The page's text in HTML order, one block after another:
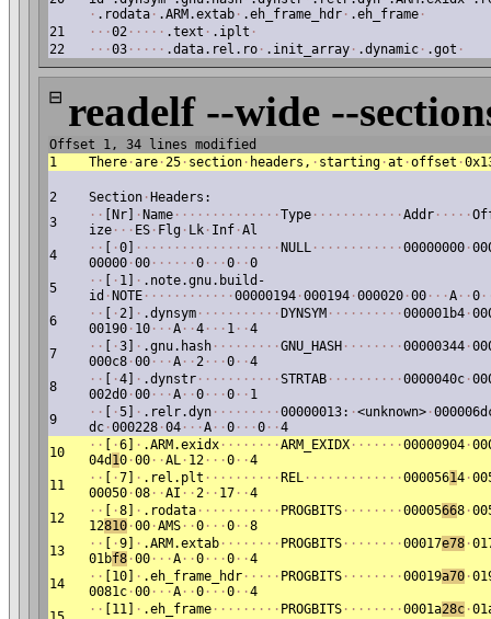
· .rodata · .ARM.extab · .eh_frame_hdr · .eh_frame ·
21
· · ·02 · · · · · .text · .iplt ·
22
· · ·03 · · · · · .data.rel.ro · .init_array · .dynamic · .got ·
⊟ readelf --wide --
Offset 1, 34 lines modified
1
There ·are ·25 · section · headers, · starting ·at ·offset ·
2 Section · Headers:
3
· · [Nr] · Name · · · · · · · · · · · · · ·Type · · · · · · · · · · · ·Addr · · · · ·
ize · · · ES · Flg · Lk · Inf ·Al
4
· · ·0] · · · · · · · · · · · · · · · · · · · NULL · · · · · · · · · · · ·00000000 ·
00000 ·00 · · · · · ·0 · · ·0 · ·0
5
· · · 1] · .note.gnu.build-
id · NOTE · · · · · · · · · · · ·00000194 ·000194 ·000020 ·00 · · ·A · ·0 ·
6
· · ·2] · .dynsym · · · · · · · · · · · DYNSYM · · · · · · · · · ·000001b4 ·
00190 · 10 · · ·A · ·4 · · · 1 · ·4
7
· · ·3] · .gnu.hash · · · · · · · · ·GNU_HASH · · · · · · · ·00000344 ·
000c8 ·00 · · ·A · ·2 · · ·0 · ·4
8
· · ·4] · .dynstr · · · · · · · · · · ·STRTAB · · · · · · · · · ·0000040c ·
002d0 ·00 · · ·A · ·0 · · ·0 · · 1
9
· · ·5] · .relr.dyn · · · · · · · · ·00000013: ·<unknown> ·
dc ·000228 ·04 · · ·A · ·0 · · ·0 · ·4
10
· · ·6] · .ARM.exidx · · · · · · · ·ARM_EXIDX · · · · · · ·00000904 ·
04d 10 ·00 · ·AL · 12 · · ·0 · ·4
11
· · ·7] · .rel.plt · · · · · · · · · · REL · · · · · · · · · · · · ·00005614 ·
00050 ·08 · ·AI · ·2 · · 17 · ·4
12
· · ·8] · .rodata · · · · · · · · · · · PROGBITS · · · · · · · ·00005668 ·
12810 ·00 ·AMS · ·0 · · ·0 · ·8
13
· · ·9] · .ARM.extab · · · · · · · · PROGBITS · · · · · · · ·00017e78 ·
01bf8 ·00 · · ·A · ·0 · · ·0 · ·4
14
· · [10] · .eh_frame_hdr · · · · · PROGBITS · · · · · · · ·00019a70 ·
0081c ·00 · · ·A · ·0 · · ·0 · ·4
· · [11] · .eh_frame · · · · · · · · · PROGBITS · · · · · · · ·0001a28c ·